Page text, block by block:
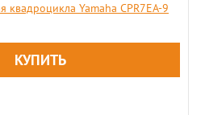
квадроцикла Yamaha CPR7EA-9